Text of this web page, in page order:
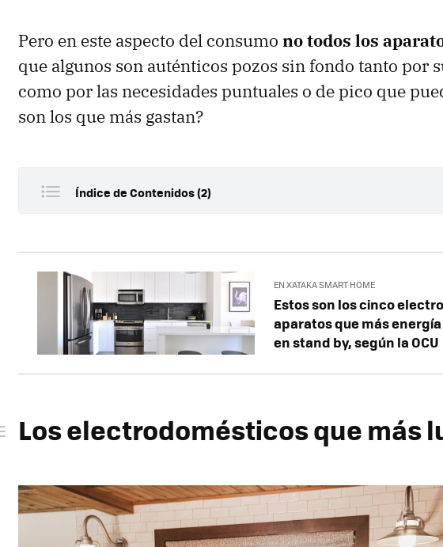
Pero en este aspecto del consumo no todos los
que algunos son auténticos pozos sin fondo tanto por
como por las necesidades puntuales o de pico que
son los que más gastan?
Índice de Contenidos (2)
EN XATAKA SMART HOME
Estos son los cinco
aparatos que más
en stand by, según la OCU
Los electrodomésticos que más